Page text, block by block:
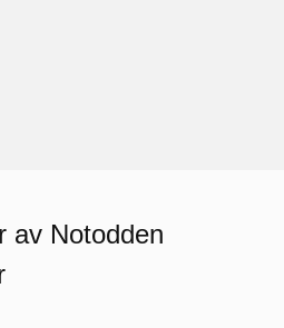
av Notodden